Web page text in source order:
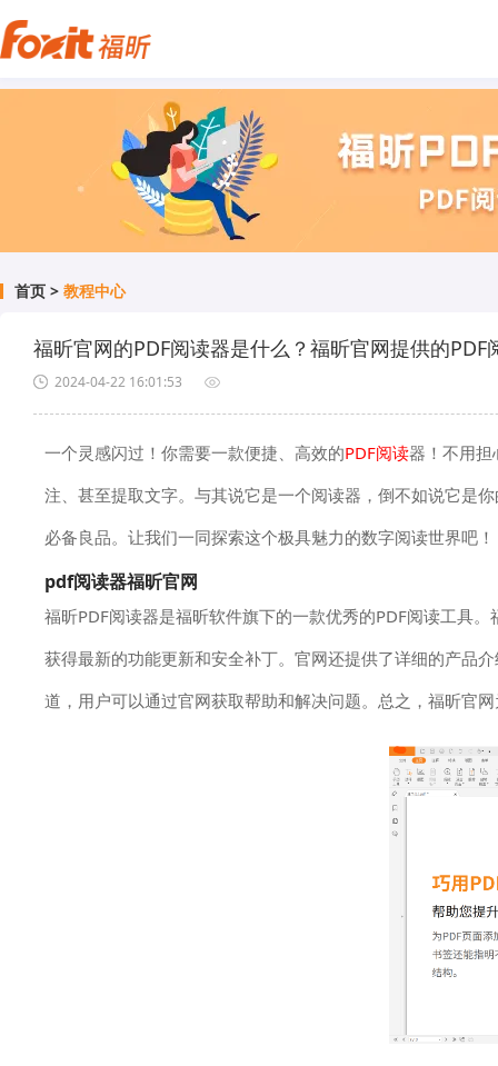
首页 > 教程中心
福昕官网的PDF阅读器是什么？福昕官网提供的PDF
2024-04-22 16:01:53
一个灵感闪过！你需要一款便捷、高效的PDF阅读器！不用担
注、甚至提取文字。与其说它是一个阅读器，倒不如说它是
必备良品。让我们一同探索这个极具魅力的数字阅读世界吧！
pdf阅读器福昕官网
福昕PDF阅读器是福昕软件旗下的一款优秀的PDF阅读工具
获得最新的功能更新和安全补丁。官网还提供了详细的产品
道，用户可以通过官网获取帮助和解决问题。总之，福昕官